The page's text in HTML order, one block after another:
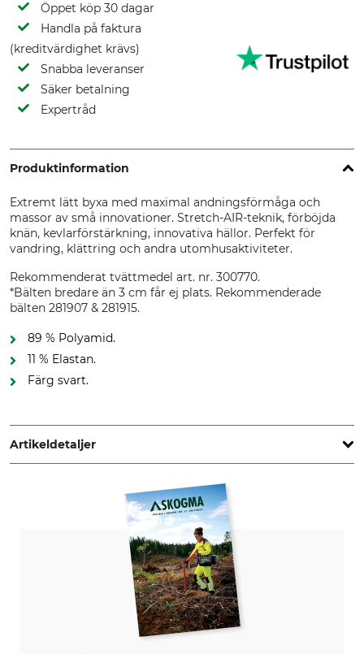
Öppet köp 30 dagar
Handla på faktura
(kreditvärdighet krävs)
Snabba leveranser
Säker betalning
Expertråd
Produktinformation
Extremt lätt byxa med maximal andningsförmåga och
massor av små innovationer. Stretch-AIR-teknik, förböjda
knän, kevlarförstärkning, innovativa hällor. Perfekt för
vandring, klättring och andra utomhusaktiviteter.
Rekommenderat tvättmedel art. nr. 300770.
*Bälten bredare än 3 cm får ej plats. Rekommenderade
bälten 281907 & 281915.
89 % Polyamid.
11 % Elastan.
Färg svart.
Artikeldetaljer
Produkttyp
Fritidsbyxa
För
Herr
Färg
svart